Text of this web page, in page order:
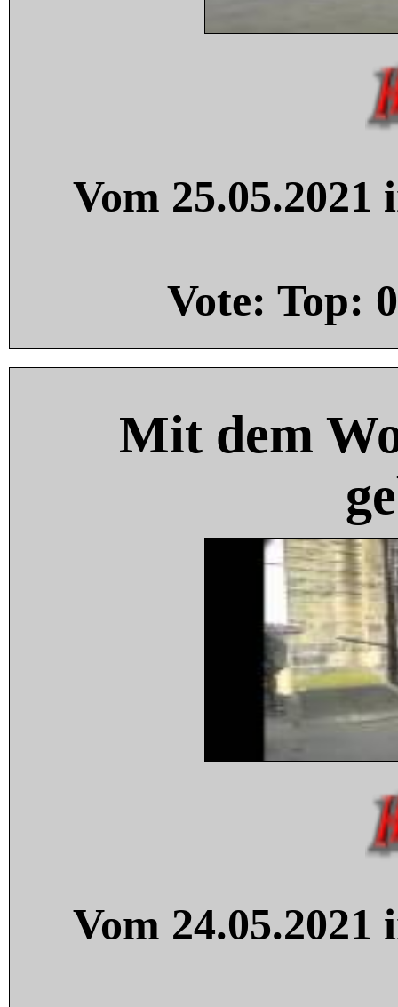
Vom
Vote: Top: 0
Mit dem
Vom